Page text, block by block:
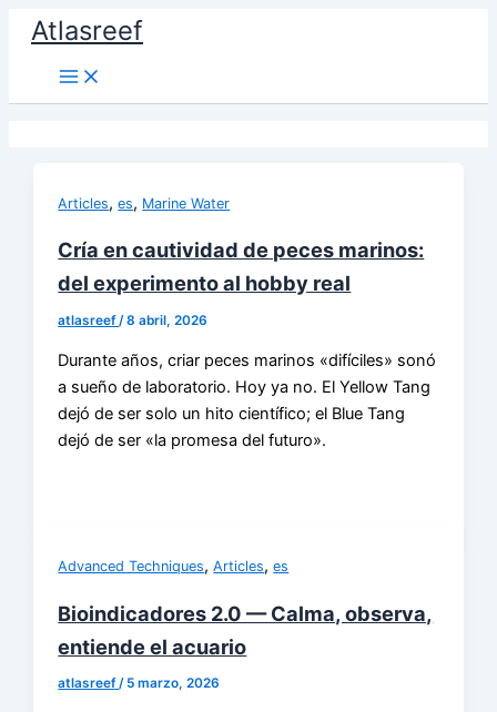
contenido
Atlasreef
Articles,es, Marine Water
Cría en cautividad de peces marinos:
del experimento al hobby real
atlasreef/8 abril, 2026
Durante años, criar peces marinos «difíciles» sonó
a sueño de laboratorio. Hoy ya no. El Yellow Tang
dejó de ser solo un hito científico; el Blue Tang
dejó de ser «la promesa del futuro».
Advanced Techniques,Articles,es
Bioindicadores 2.0 — Calma, observa,
entiende el acuario
atlasreef/ 5 marzo, 2026